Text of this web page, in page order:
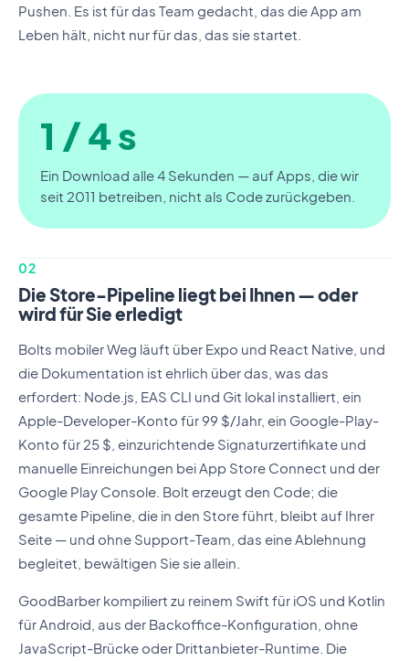
Pushen. Es ist für das Team gedacht, das die App am
Leben hält, nicht nur für das, das sie startet.
1 / 4 s
Ein Download alle 4 Sekunden — auf Apps, die wir
seit 2011 betreiben, nicht als Code zurückgeben.
02
Die Store-Pipeline liegt bei Ihnen — oder
wird für Sie erledigt
Bolts mobiler Weg läuft über Expo und React Native, und
die Dokumentation ist ehrlich über das, was das
erfordert: Node.js, EAS CLI und Git lokal installiert, ein
Apple-Developer-Konto für 99 $/Jahr, ein Google-Play-
Konto für 25 $, einzurichtende Signaturzertifikate und
manuelle Einreichungen bei App Store Connect und der
Google Play Console. Bolt erzeugt den Code; die
gesamte Pipeline, die in den Store führt, bleibt auf Ihrer
Seite — und ohne Support-Team, das eine Ablehnung
begleitet, bewältigen Sie sie allein.
GoodBarber kompiliert zu reinem Swift für iOS und Kotlin
für Android, aus der Backoffice-Konfiguration, ohne
JavaScript-Brücke oder Drittanbieter-Runtime. Die